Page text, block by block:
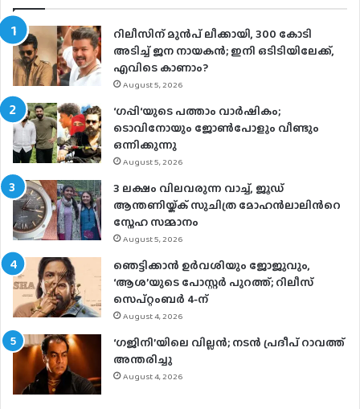
റിലീസിന് മുൻപ് ലീക്കായി, 300 കോടി
അടിച്ച് ജന നായകൻ; ഇനി ഒടിടിയിലേക്ക്,
എവിടെ കാണാം?
August 5, 2026
‘ഗപ്പി‘യുടെ പത്താം വാർഷികം;
ടൊവിനോയും ജോൺപോളും വീണ്ടും
ഒന്നിക്കുന്നു
August 5, 2026
3 ലക്ഷം വിലവരുന്ന വാച്ച്, ജൂഡ്
ആന്തണിയ്ക്ക് സുചിത്ര മോഹൻലാലിൻറെ
സ്നേഹ സമ്മാനം
August 5, 2026
ഞെട്ടിക്കാൻ ഉർവശിയും ജോജുവും,
‘ആശ’യുടെ പോസ്റ്റർ പുറത്ത്; റിലീസ്
സെപ്റ്റംബർ 4-ന്
August 4, 2026
‘ഗജിനി’യിലെ വില്ലൻ; നടൻ പ്രദീപ് റാവത്ത്
അന്തരിച്ചു
August 4, 2026